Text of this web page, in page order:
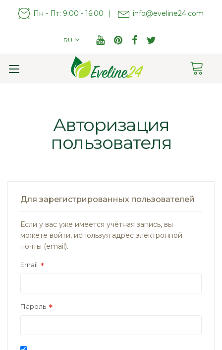
Пн - Пт: 9:00 - 16:00 | info@eveline24.com
RU
Авторизация
пользователя
Для зарегистрированных пользователей
Если у вас уже имеется учётная запись, вы
можете войти, используя адрес электронной
почты (email).
Email
Пароль